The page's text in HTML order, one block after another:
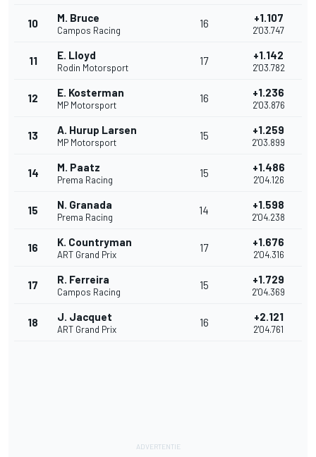
10 M. Bruce
Campos Racing
16 +1.107
2'03.747
11 E. Lloyd
Rodin Motorsport
17 +1.142
2'03.782
12 E. Kosterman
MP Motorsport
16 +1.236
2'03.876
13 A. Hurup Larsen
MP Motorsport
15 +1.259
2'03.899
14 M. Paatz
Prema Racing
15 +1.486
2'04.126
15 N. Granada
Prema Racing
14 +1.598
2'04.238
16 K. Countryman
ART Grand Prix
17 +1.676
2'04.316
17 R. Ferreira
Campos Racing
15 +1.729
2'04.369
18 J. Jacquet
ART Grand Prix
16 +2.121
2'04.761